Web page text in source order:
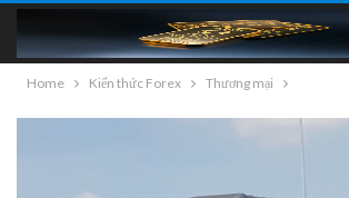
Home Kiến thức Forex Thương mại